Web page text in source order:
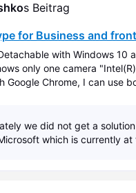
s Beitrag
for Business and
with Windows 10
only one camera
Google Chrome, I can use
we did not get a
which is currently